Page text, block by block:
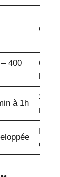
Oui
400
600
à 1h
3 à 5